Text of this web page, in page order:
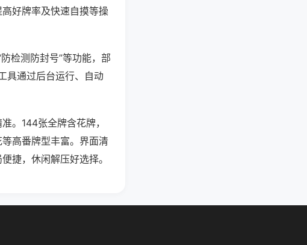
好牌率及快速自摸等操
检测防封号”等功能，部
具通过后台运行、自动
。144张全牌含花牌，
高番牌型丰富。界面清
捷，休闲解压好选择。